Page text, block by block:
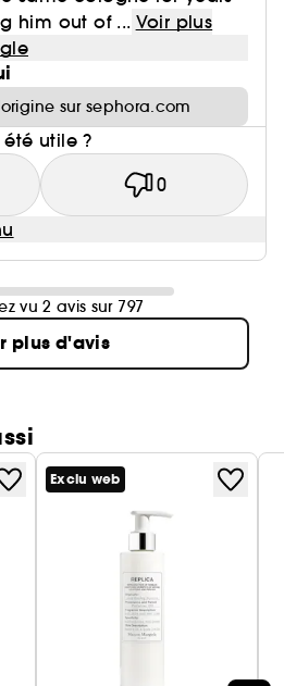
him out of ... Voir plus
sur sephora.com
utile ?
0
vu 2 avis sur 797
plus d'avis
Exclu web